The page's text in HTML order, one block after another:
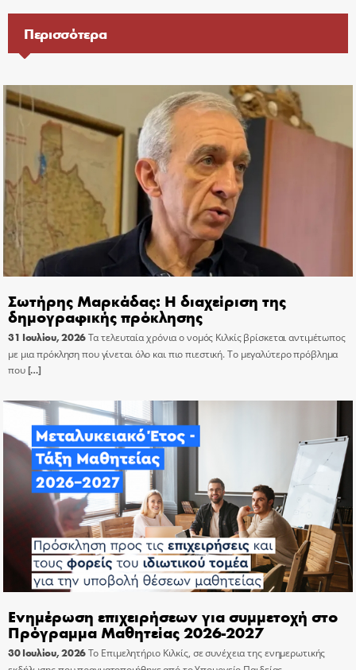
Περισσότερα
Σωτήρης Μαρκάδας: Η διαχείριση της
δημογραφικής πρόκλησης
31 Ιουλίου, 2026Τα τελευταία χρόνια ο νομός Κιλκίς βρίσκεται αντιμέτωπος
με μια πρόκληση που γίνεται όλο και πιο πιεστική. Το μεγαλύτερο πρόβλημα
που[…]
Ενημέρωση επιχειρήσεων για συμμετοχή στο
Πρόγραμμα Μαθητείας 2026-2027
30 Ιουλίου, 2026Το Επιμελητήριο Κιλκίς, σε συνέχεια της ενημερωτικής